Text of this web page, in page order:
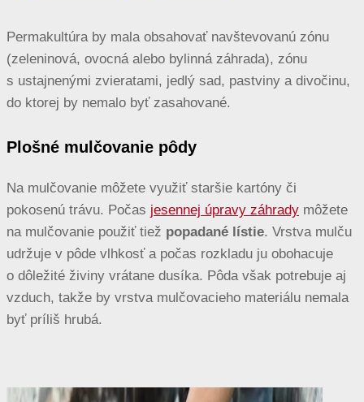
Permakultúra by mala obsahovať navštevovanú zónu
(zeleninová, ovocná alebo bylinná záhrada), zónu
s ustajnenými zvieratami, jedlý sad, pastviny a divočinu,
do ktorej by nemalo byť zasahované.
Plošné mulčovanie pôdy
Na mulčovanie môžete využiť staršie kartóny či
pokosenú trávu. Počas jesennej úpravy záhrady môžete
na mulčovanie použiť tiež popadané lístie. Vrstva mulču
udržuje v pôde vlhkosť a počas rozkladu ju obohacuje
o dôležité živiny vrátane dusíka. Pôda však potrebuje aj
vzduch, takže by vrstva mulčovacieho materiálu nemala
byť príliš hrubá.